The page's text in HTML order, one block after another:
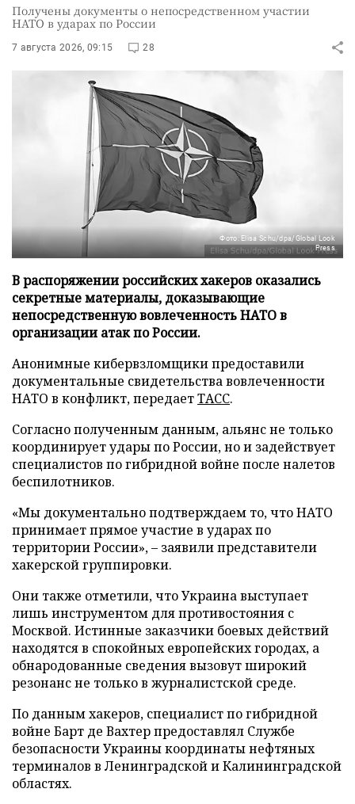
Получены документы о непосредственном участии
НАТО в ударах по России
7 августа 2026, 09:15 28
Фото: Elisa Schu/dpa/Global Look
Press
В распоряжении российских хакеров оказались
секретные материалы, доказывающие
непосредственную вовлеченность НАТО в
организации атак по России.
Анонимные кибервзломщики предоставили
документальные свидетельства вовлеченности
НАТО в конфликт, передаетТАСС.
Согласно полученным данным, альянс не только
координирует удары по России, но и задействует
специалистов по гибридной войне после налетов
беспилотников.
«Мы документально подтверждаем то, что НАТО
принимает прямое участие в ударах по
территории России», – заявили представители
хакерской группировки.
Они также отметили, что Украина выступает
лишь инструментом для противостояния с
Москвой. Истинные заказчики боевых действий
находятся в спокойных европейских городах, а
обнародованные сведения вызовут широкий
резонанс не только в журналистской среде.
По данным хакеров, специалист по гибридной
войне Барт де Вахтер предоставлял Службе
безопасности Украины координаты нефтяных
терминалов в Ленинградской и Калининградской
областях.